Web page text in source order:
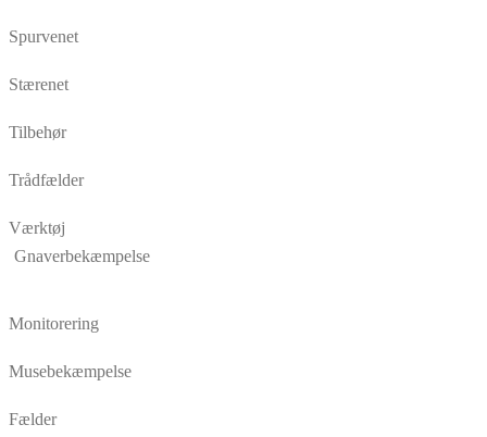
Spurvenet
Stærenet
Tilbehør
Trådfælder
Værktøj
Gnaverbekæmpelse
Monitorering
Musebekæmpelse
Fælder